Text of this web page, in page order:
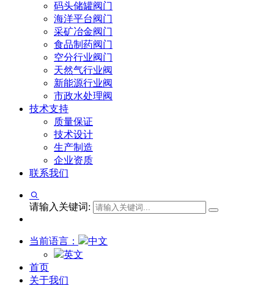
码头储罐阀门
海洋平台阀门
采矿冶金阀门
食品制药阀门
空分行业阀门
天然气行业阀
新能源行业阀
市政水处理阀
技术支持
质量保证
技术设计
生产制造
企业资质
联系我们
请输入关键词:
当前语言：
中文
英文
首页
关于我们